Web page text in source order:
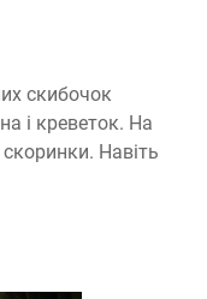
скибочок
і креветок. На
Навіть